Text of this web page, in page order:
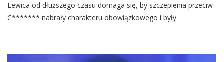
Złożyła
Projekt
Ustawy,
Zmusić
Lewica od dłuższego czasu domaga się, by szczepienia przeciw
C******* nabrały charakteru obowiązkowego i były